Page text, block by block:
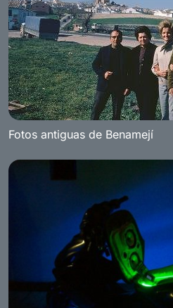
Fotos antiguas de Benamejí